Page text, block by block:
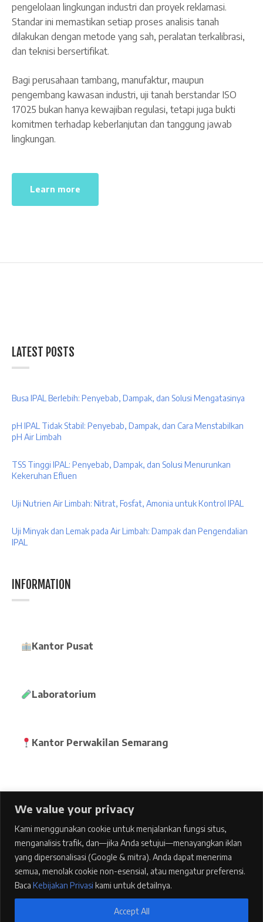
We value your privacy
Kami menggunakan cookie untuk menjalankan fungsi situs,
menganalisis trafik, dan—jika Anda setujui—menayangkan iklan
yang dipersonalisasi (Google & mitra). Anda dapat menerima
semua, menolak cookie non-esensial, atau mengatur preferensi.
Baca Kebijakan Privasi kami untuk detailnya.
Accept All
pengelolaan lingkungan industri dan proyek reklamasi.
Standar ini memastikan setiap proses analisis tanah
dilakukan dengan metode yang sah, peralatan terkalibrasi,
dan teknisi bersertifikat.
Bagi perusahaan tambang, manufaktur, maupun
pengembang kawasan industri, uji tanah berstandar ISO
17025 bukan hanya kewajiban regulasi, tetapi juga bukti
komitmen terhadap keberlanjutan dan tanggung jawab
lingkungan.
Learn more
LATEST POSTS
Busa IPAL Berlebih: Penyebab, Dampak, dan Solusi Mengatasinya
pH IPAL Tidak Stabil: Penyebab, Dampak, dan Cara Menstabilkan
pH Air Limbah
TSS Tinggi IPAL: Penyebab, Dampak, dan Solusi Menurunkan
Kekeruhan Efluen
Uji Nutrien Air Limbah: Nitrat, Fosfat, Amonia untuk Kontrol IPAL
Uji Minyak dan Lemak pada Air Limbah: Dampak dan Pengendalian
IPAL
INFORMATION
Kantor Pusat
Laboratorium
Kantor Perwakilan Semarang
Home
pages
Features
Blog